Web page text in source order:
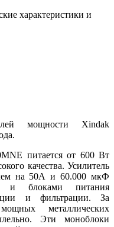
характеристики и
мощности Xindak
питается от 600 Вт
качества. Усилитель
на 50А и 60.000 мкФ
и блоками питания
и фильтрации. За
металлических
Эти моноблоки